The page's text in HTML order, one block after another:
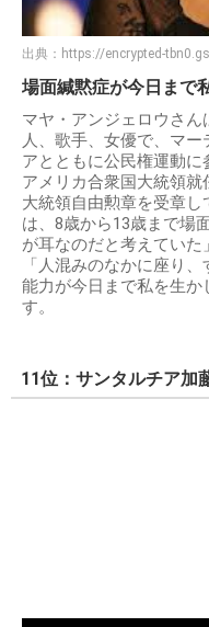
出典： https://encrypted-
場面緘黙症が今日まで
マヤ・アンジェロウさ
人、歌手、女優で、マ
アとともに公民権運動
アメリカ合衆国大統領就
大統領自由勲章を受章
は、8歳から13歳まで場
が耳なのだと考えてい
「人混みのなかに座り
能力が今日まで私を生か
す。
11位：サンタルチア加